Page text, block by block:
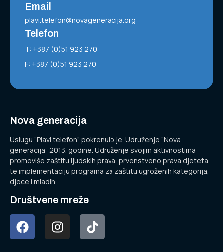
Email
plavi.telefon@novageneracija.org
Telefon
T: +387 (0)51 923 270
F: +387 (0)51 923 270
Nova generacija
Uslugu “Plavi telefon” pokrenulo je Udruženje “Nova
generacija” 2013. godine. Udruženje svojim aktivnostima
promoviše zaštitu ljudskih prava, prvenstveno prava djeteta,
te implementaciju programa za zaštitu ugroženih kategorija,
djece i mladih.
Društvene mreže